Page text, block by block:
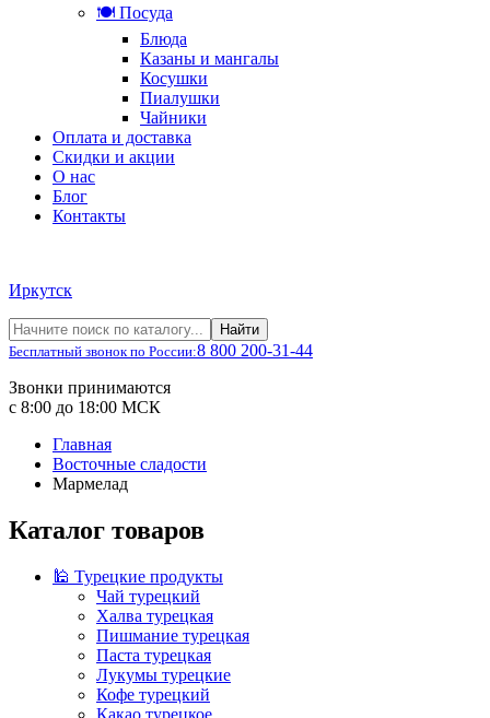
🍽️ Посуда
Блюда
Казаны и мангалы
Косушки
Пиалушки
Чайники
Оплата и доставка
Скидки и акции
О нас
Блог
Контакты
Иркутск
Найти
Бесплатный звонок по России:8 800 200-31-44
Звонки принимаются
с 8:00 до 18:00 МСК
Главная
Восточные сладости
Мармелад
Каталог товаров
🕌 Турецкие продукты
Чай турецкий
Халва турецкая
Пишмание турецкая
Паста турецкая
Лукумы турецкие
Кофе турецкий
Какао турецкое